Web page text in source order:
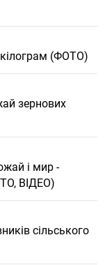
(ФОТО)
зернових
і мир -
ВІДЕО)
сільського